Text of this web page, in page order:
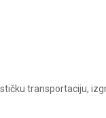
transportaciju,